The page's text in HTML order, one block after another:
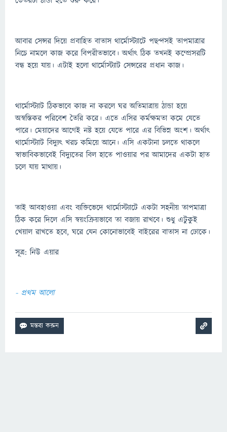
আবার সেন্সর দিয়ে প্রবাহিত বাতাস থার্মোস্ট্যাটে পছন্দসই তাপমাত্রার
নিচে নামলে কাজ করে বিপরীতভাবে। অর্থাৎ ঠিক তখনই কম্প্রেসরটি
বন্ধ হয়ে যায়। এটাই হলো থার্মোস্ট্যাট সেন্সরের প্রধান কাজ।
থার্মোস্ট্যাট ঠিকভাবে কাজ না করলে ঘর অতিমাত্রায় ঠান্ডা হয়ে
অস্বস্তিকর পরিবেশ তৈরি করে। এতে এসির কর্মক্ষমতা কমে যেতে
পারে। মেয়াদের আগেই নষ্ট হয়ে যেতে পারে এর বিভিন্ন অংশ। অর্থাৎ
থার্মোস্ট্যাট বিদ্যুৎ খরচ কমিয়ে আনে। এসি একটানা চলতে থাকলে
স্বাভাবিকভাবেই বিদ্যুতের বিল হাতে পাওয়ার পর আমাদের একটা হাত
চলে যায় মাথায়।
তাই আবহাওয়া এবং ব্যক্তিভেদে থার্মোস্ট্যাটে একটা সহনীয় তাপমাত্রা
ঠিক করে দিলে এসি স্বয়ংক্রিয়ভাবে তা বজায় রাখবে। শুধু এটুকুই
খেয়াল রাখতে হবে, ঘরে যেন কোনোভাবেই বাইরের বাতাস না ঢোকে।
সূত্র: নিউ এয়ার
- প্রথম আলো